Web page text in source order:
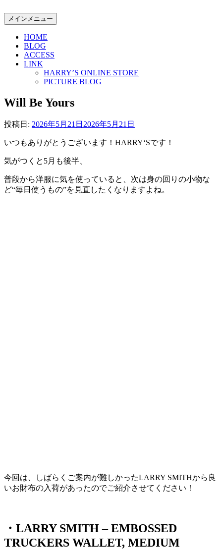
ン
プ
メインメニュー
HOME
BLOG
ACCESS
LINK
HARRY’S ONLINE STORE
PICTURE BLOG
Will Be Yours
投稿日: 2026年5月21日 2026年5月21日
いつもありがとうございます！HARRY‘Sです！
気がつくと5月も後半、
普段から洋服に気を使っていると、次は身の回りの小物な
ど“毎日使うもの”を見直したくなりますよね。
今回は、しばらくご案内が難しかったLARRY SMITHから良
いお財布の入荷があったのでご紹介させてください！
・LARRY SMITH – EMBOSSED
TRUCKERS WALLET, MEDIUM